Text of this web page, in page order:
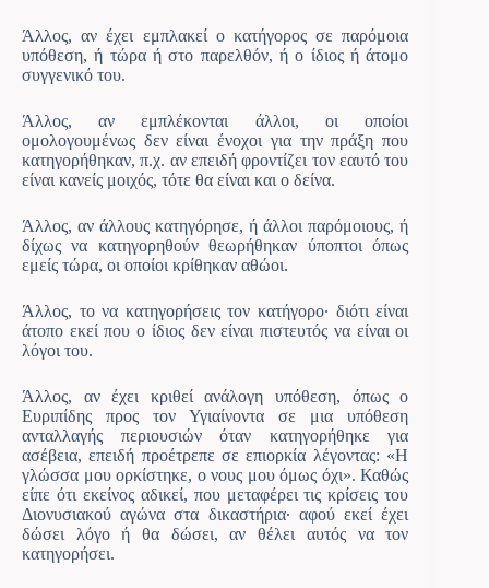
Άλλος, αν έχει εμπλακεί ο κατήγορος σε παρόμοια
υπόθεση, ή τώρα ή στο παρελθόν, ή ο ίδιος ή άτομο
συγγενικό του.
Άλλος, αν εμπλέκονται άλλοι, οι οποίοι
ομολογουμένως δεν είναι ένοχοι για την πράξη που
κατηγορήθηκαν, π.χ. αν επειδή φροντίζει τον εαυτό του
είναι κανείς μοιχός, τότε θα είναι και ο δείνα.
Άλλος, αν άλλους κατηγόρησε, ή άλλοι παρόμοιους, ή
δίχως να κατηγορηθούν θεωρήθηκαν ύποπτοι όπως
εμείς τώρα, οι οποίοι κρίθηκαν αθώοι.
Άλλος, το να κατηγορήσεις τον κατήγορο· διότι είναι
άτοπο εκεί που ο ίδιος δεν είναι πιστευτός να είναι οι
λόγοι του.
Άλλος, αν έχει κριθεί ανάλογη υπόθεση, όπως ο
Ευριπίδης προς τον Υγιαίνοντα σε μια υπόθεση
ανταλλαγής περιουσιών όταν κατηγορήθηκε για
ασέβεια, επειδή προέτρεπε σε επιορκία λέγοντας: «Η
γλώσσα μου ορκίστηκε, ο νους μου όμως όχι». Καθώς
είπε ότι εκείνος αδικεί, που μεταφέρει τις κρίσεις του
Διονυσιακού αγώνα στα δικαστήρια· αφού εκεί έχει
δώσει λόγο ή θα δώσει, αν θέλει αυτός να τον
κατηγορήσει.